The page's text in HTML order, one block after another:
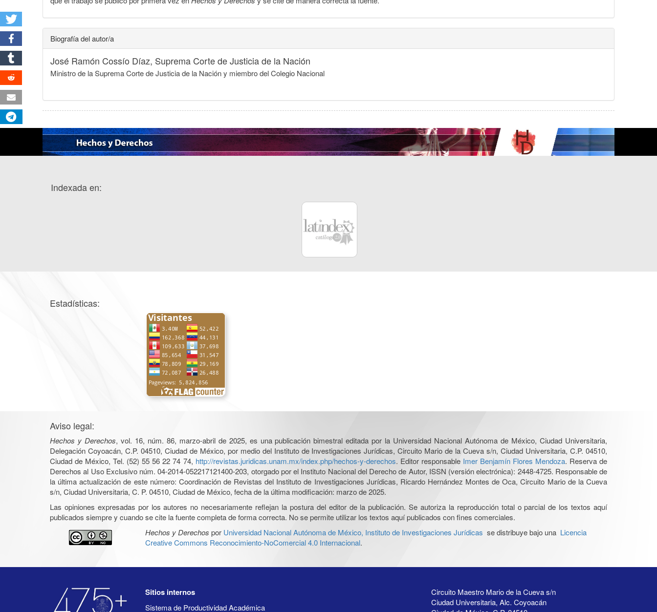
Biografía del autor/a
José Ramón Cossío Díaz, Suprema Corte de Justicia de la Nación
Ministro de la Suprema Corte de Justicia de la Nación y miembro del Colegio Nacional
Indexada en:
Estadísticas:
Aviso legal:
Hechos y Derechos, vol. 16, núm. 86, marzo-abril de 2025, es una publicación bimestral editada por la Universidad Nacional Autónoma de México, Ciudad Universitaria,
Delegación Coyoacán, C.P. 04510, Ciudad de México, por medio del Instituto de Investigaciones Jurídicas, Circuito Mario de la Cueva s/n, Ciudad Universitaria, C.P. 04510,
Ciudad de México, Tel. (52) 55 56 22 74 74, http://revistas.juridicas.unam.mx/index.php/hechos-y-derechos. Editor responsable Imer Benjamín Flores Mendoza. Reserva de
Derechos al Uso Exclusivo núm. 04-2014-052217121400-203, otorgado por el Instituto Nacional del Derecho de Autor, ISSN (versión electrónica): 2448-4725. Responsable de
la última actualización de este número: Coordinación de Revistas del Instituto de Investigaciones Jurídicas, Ricardo Hernández Montes de Oca, Circuito Mario de la Cueva
s/n, Ciudad Universitaria, C. P. 04510, Ciudad de México, fecha de la última modificación: marzo de 2025.
Las opiniones expresadas por los autores no necesariamente reflejan la postura del editor de la publicación. Se autoriza la reproducción total o parcial de los textos aquí
publicados siempre y cuando se cite la fuente completa de forma correcta. No se permite utilizar los textos aquí publicados con fines comerciales.
Hechos y Derechos por Universidad Nacional Autónoma de México, Instituto de Investigaciones Jurídicas se distribuye bajo una Licencia
Creative Commons Reconocimiento-NoComercial 4.0 Internacional.
Sitios internos
Sistema de Productividad Académica
Circuito Maestro Mario de la Cueva s/n
Ciudad Universitaria, Alc. Coyoacán